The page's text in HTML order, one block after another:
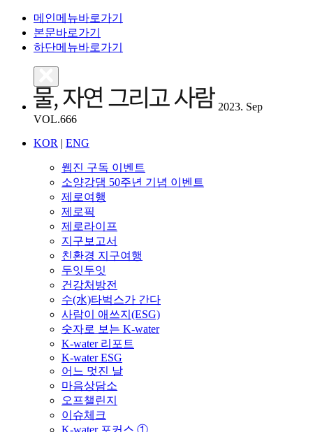
메인메뉴바로가기
본문바로가기
하단메뉴바로가기
2023. Sep
VOL.666
KOR | ENG
웹진 구독 이벤트
소양강댐 50주년 기념 이벤트
제로여행
제로픽
제로라이프
지구보고서
친환경 지구여행
두잇두잇
건강처방전
수(水)타벅스가 간다
사람이 애쓰지(ESG)
숫자로 보는 K-water
K-water 리포트
K-water ESG
어느 멋진 날
마음상담소
오프챌린지
이슈체크
K-water 포커스 ①